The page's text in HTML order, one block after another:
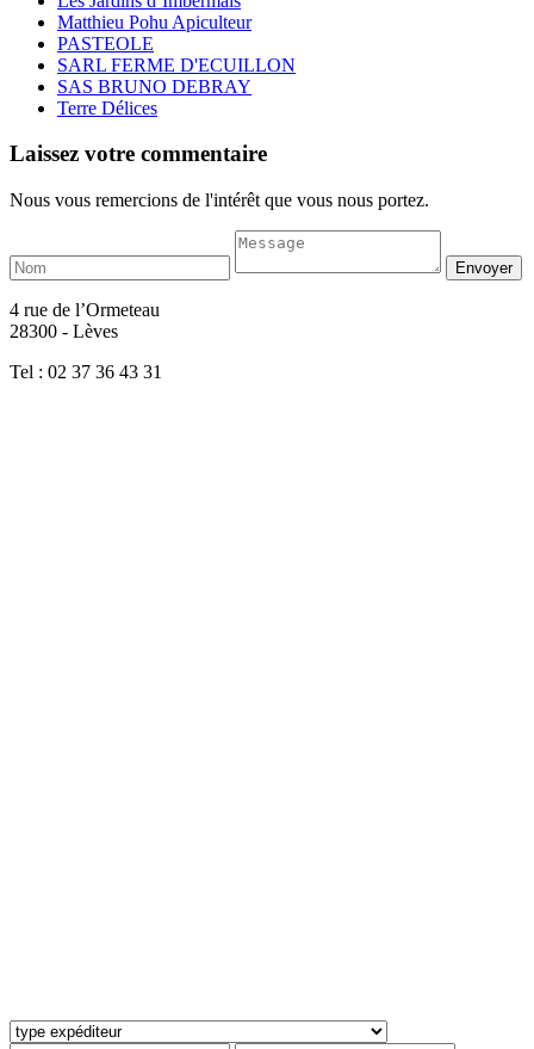
Matthieu Pohu Apiculteur
PASTEOLE
SARL FERME D'ECUILLON
SAS BRUNO DEBRAY
Terre Délices
Laissez votre commentaire
Nous vous remercions de l'intérêt que vous nous portez.
4 rue de l’Ormeteau
28300 - Lèves
Tel : 02 37 36 43 31